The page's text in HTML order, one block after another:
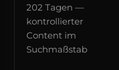
202 Tagen —
kontrollierter
Content im
Suchmaßstab